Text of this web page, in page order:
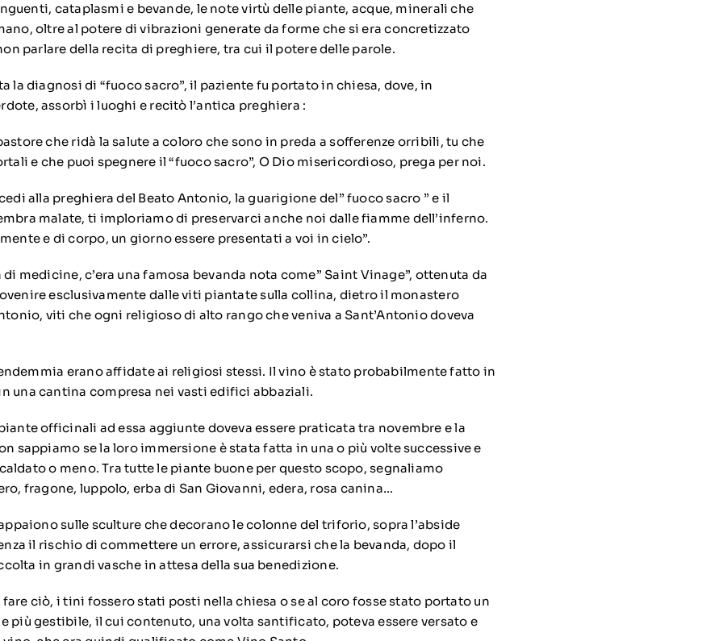
cataplasmi e bevande, le note virtù delle piante, acque, minerali che
oltre al potere di vibrazioni generate da forme che si era concretizzato
parlare della recita di preghiere, tra cui il potere delle parole.
la diagnosi di “fuoco sacro”, il paziente fu portato in chiesa, dove, in
assorbì i luoghi e recitò l’antica preghiera :
che ridà la salute a coloro che sono in preda a sofferenze orribili, tu che
e che puoi spegnere il “fuoco sacro”, O Dio misericordioso, prega per noi.
alla preghiera del Beato Antonio, la guarigione del” fuoco sacro ” e il
malate, ti imploriamo di preservarci anche noi dalle fiamme dell’inferno.
e di corpo, un giorno essere presentati a voi in cielo”.
medicine, c’era una famosa bevanda nota come” Saint Vinage”, ottenuta da
esclusivamente dalle viti piantate sulla collina, dietro il monastero
viti che ogni religioso di alto rango che veniva a Sant’Antonio doveva
erano affidate ai religiosi stessi. Il vino è stato probabilmente fatto in
una cantina compresa nei vasti edifici abbaziali.
officinali ad essa aggiunte doveva essere praticata tra novembre e la
sappiamo se la loro immersione è stata fatta in una o più volte successive e
o meno. Tra tutte le piante buone per questo scopo, segnaliamo
fragone, luppolo, erba di San Giovanni, edera, rosa canina…
sulle sculture che decorano le colonne del triforio, sopra l’abside
il rischio di commettere un errore, assicurarsi che la bevanda, dopo il
in grandi vasche in attesa della sua benedizione.
ciò, i tini fossero stati posti nella chiesa o se al coro fosse stato portato un
più gestibile, il cui contenuto, una volta santificato, poteva essere versato e